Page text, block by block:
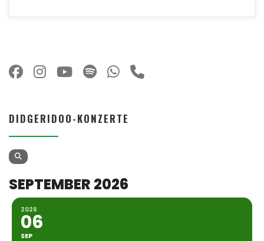
DIDGERIDOO-KONZERTE
SEPTEMBER 2026
2026
06
SEP